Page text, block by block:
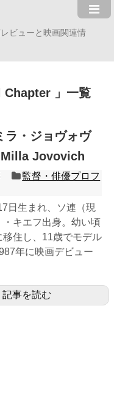
ビューと映画関連情
Chapter 一覧
ラ・ジョヴォヴ
Milla Jovovich
監督・俳優プロフ
日生まれ、ソ連（現
・キエフ出身。幼い頃
移住し、11歳でモデル
年に映画デビュー
記事を読む